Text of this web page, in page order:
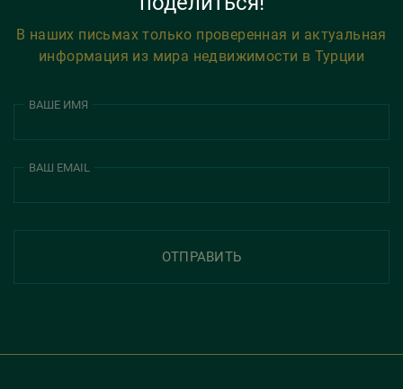
В наших письмах только проверенная и актуальная
информация из мира недвижимости в Турции
ВАШЕ ИМЯ
ВАШ EMAIL
ОТПРАВИТЬ